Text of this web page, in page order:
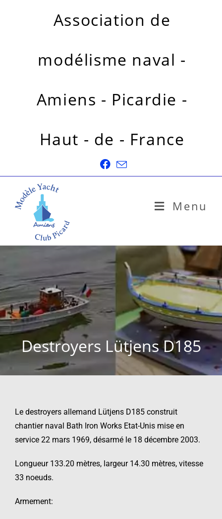
Association de
modélisme naval -
Amiens - Picardie -
Haut - de - France
Menu
Destroyers Lütjens D185
Le destroyers allemand Lütjens D185 construit
chantier naval Bath Iron Works Etat-Unis mise en
service 22 mars 1969, désarmé le 18 décembre 2003.
Longueur 133.20 mètres, largeur 14.30 mètres, vitesse
33 noeuds.
Armement: